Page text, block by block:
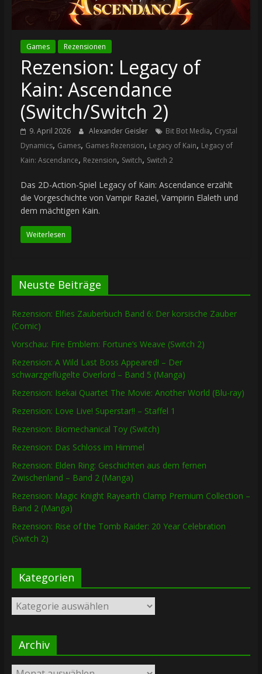
Games Rezensionen
Rezension: Legacy of
Kain: Ascendance
(Switch/Switch 2)
9. April 2026 Alexander Geisler Bit Bot Media, Crystal
Dynamics, Games, Games Rezension, Legacy of Kain, Legacy of
Kain: Ascendance, Rezension, Switch, Switch 2
Das 2D-Action-Spiel Legacy of Kain: Ascendance erzählt
die Vorgeschichte von Vampir Raziel, Vampirin Elaleth und
dem mächtigen Kain.
Weiterlesen
Neuste Beiträge
Rezension: Elfies Zauberbuch Band 6: Der korsische Zauber
(Comic)
Vorschau: Fire Emblem: Fortune’s Weave (Switch 2)
Rezension: A Wild Last Boss Appeared! – Der
schwarzgeflügelte Overlord – Band 5 (Manga)
Rezension: Isekai Quartet The Movie: Another World (Blu-ray)
Rezension: Love Live! Superstar!! – Staffel 1
Rezension: Biomechanical Toy (Switch)
Rezension: Das Schloss im Himmel
Rezension: Elden Ring: Geschichten aus dem fernen
Zwischenland – Band 2 (Manga)
Rezension: Magic Knight Rayearth Clamp Premium Collection –
Band 2 (Manga)
Rezension: Rise of the Tomb Raider: 20 Year Celebration
(Switch 2)
Kategorien
Kategorien
Archiv
Archiv